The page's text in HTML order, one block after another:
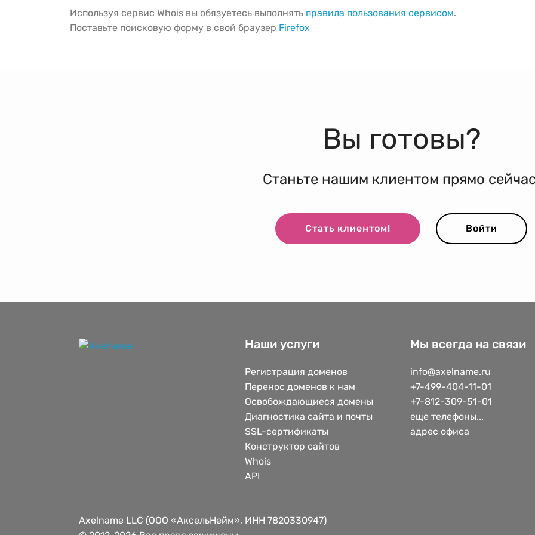
Используя сервис Whois вы обязуетесь выполнять правила пользования сервисом.
Поставьте поисковую форму в свой браузер Firefox
Вы готовы?
Станьте нашим клиентом прямо
Стать клиентом! Войти
Наши услуги
Регистрация доменов
Перенос доменов к нам
Освобождающиеся домены
Диагностика сайта и почты
SSL-сертификаты
Конструктор сайтов
Whois
API
Мы всегда на связи
info@axelname.ru
+7-499-404-11-01
+7-812-309-51-01
еще телефоны...
адрес офиса
Axelname LLC (ООО «АксельНейм», ИНН 7820330947)